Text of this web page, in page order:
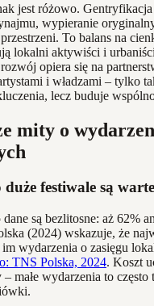
jest różowo.
wypieranie
To balans na
lokalni aktywiści i
opiera się na
i władzami – tylko
lecz buduje
mity o
festiwale są
są bezlitosne: aż 62%
(2024) wskazuje, że
im wydarzenia o zasięgu
TNS Polska, 2024. Koszt
małe wydarzenia to często